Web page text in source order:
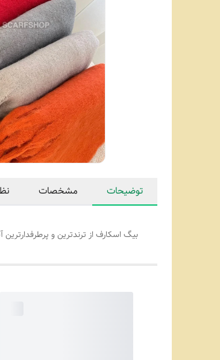
توضیحات مشخصات
بیگ اسکارف از ترندترین و